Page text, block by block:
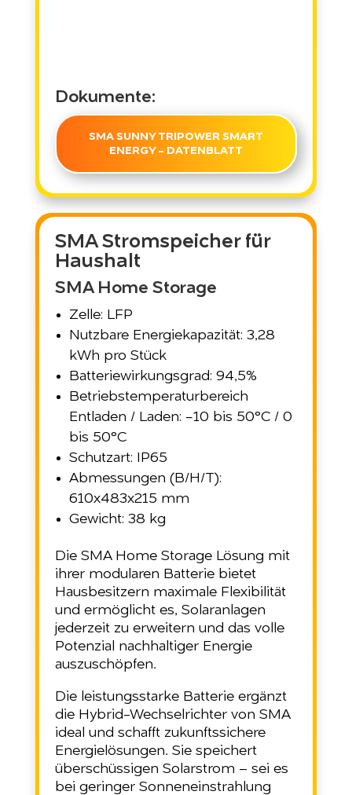
Dokumente:
SMA SUNNY TRIPOWER SMART
ENERGY - DATENBLATT
SMA Stromspeicher für
Haushalt
SMA Home Storage
Zelle: LFP
Nutzbare Energiekapazität: 3,28
kWh pro Stück
Batteriewirkungsgrad: 94,5%
Betriebstemperaturbereich
Entladen / Laden: −10 bis 50°C / 0
bis 50°C
Schutzart: IP65
Abmessungen (B/H/T):
610x483x215 mm
Gewicht: 38 kg
Die SMA Home Storage Lösung mit
ihrer modularen Batterie bietet
Hausbesitzern maximale Flexibilität
und ermöglicht es, Solaranlagen
jederzeit zu erweitern und das volle
Potenzial nachhaltiger Energie
auszuschöpfen.
Die leistungsstarke Batterie ergänzt
die Hybrid-Wechselrichter von SMA
ideal und schafft zukunftssichere
Energielösungen. Sie speichert
überschüssigen Solarstrom – sei es
bei geringer Sonneneinstrahlung